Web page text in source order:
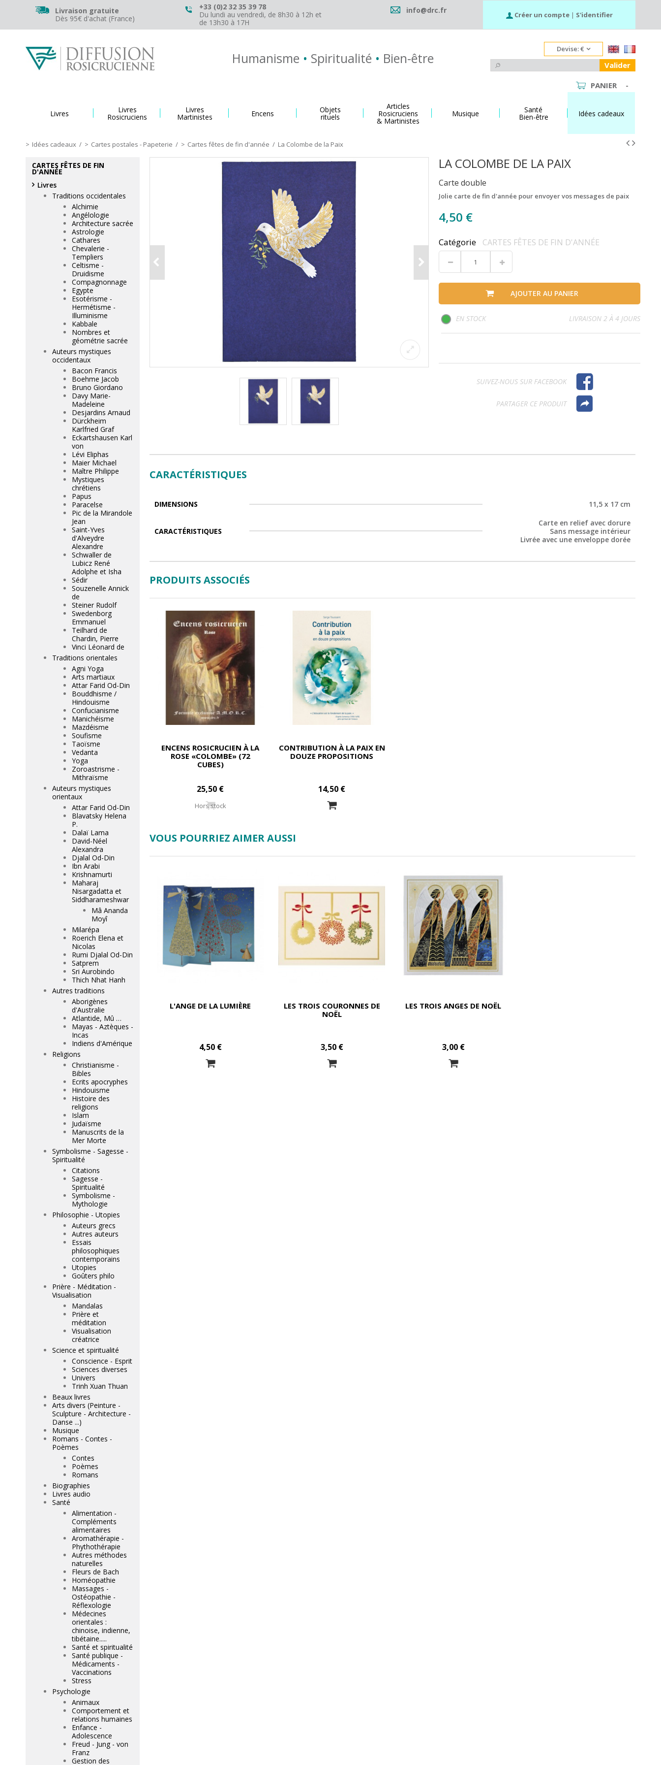
Livraison gratuite
Dès 95€ d'achat (France)
+33 (0)2 32 35 39 78
Du lundi au vendredi, de 8h30 à 12h et
de 13h30 à 17H
info@drc.fr Créer un compte | S'identifier
Humanisme • Spiritualité • Bien-être
Devise:€
Valider
PANIER -
Livres Livres
Rosicruciens
Livres
Martinistes Encens Objets
rituels
Articles
Rosicruciens
& Martinistes
Musique Santé
Bien-être Idées cadeaux
Idées cadeaux / Cartes postales - Papeterie / Cartes fêtes de fin d'année / La Colombe de la Paix
LA COLOMBE DE LA PAIX
Carte double
Jolie carte de fin d'année pour envoyer vos messages de paix
4,50 €
Catégorie CARTES FÊTES DE FIN D'ANNÉE
AJOUTER AU PANIER
EN STOCK LIVRAISON 2 À 4 JOURS
SUIVEZ-NOUS SUR FACEBOOK
PARTAGER CE PRODUIT
CARACTÉRISTIQUES
DIMENSIONS 11,5 x 17 cm
CARACTÉRISTIQUES
Carte en relief avec dorure
Sans message intérieur
Livrée avec une enveloppe dorée
PRODUITS ASSOCIÉS
ENCENS ROSICRUCIEN À LA
ROSE «COLOMBE» (72
CUBES)
25,50 €
Hors stock
CONTRIBUTION À LA PAIX EN
DOUZE PROPOSITIONS
14,50 €
VOUS POURRIEZ AIMER AUSSI
L'ANGE DE LA LUMIÈRE
4,50 €
LES TROIS COURONNES DE
NOËL
3,50 €
LES TROIS ANGES DE NOËL
3,00 €
CARTES FÊTES DE FIN
D'ANNÉE
Livres
Traditions occidentales
Alchimie
Angélologie
Architecture sacrée
Astrologie
Cathares
Chevalerie -
Templiers
Celtisme -
Druidisme
Compagnonnage
Egypte
Esotérisme -
Hermétisme -
Illuminisme
Kabbale
Nombres et
géométrie sacrée
Auteurs mystiques
occidentaux
Bacon Francis
Boehme Jacob
Bruno Giordano
Davy Marie-
Madeleine
Desjardins Arnaud
Dürckheim
Karlfried Graf
Eckartshausen Karl
von
Lévi Eliphas
Maier Michael
Maître Philippe
Mystiques
chrétiens
Papus
Paracelse
Pic de la Mirandole
Jean
Saint-Yves
d'Alveydre
Alexandre
Schwaller de
Lubicz René
Adolphe et Isha
Sédir
Souzenelle Annick
de
Steiner Rudolf
Swedenborg
Emmanuel
Teilhard de
Chardin, Pierre
Vinci Léonard de
Traditions orientales
Agni Yoga
Arts martiaux
Attar Farid Od-Din
Bouddhisme /
Hindouisme
Confucianisme
Manichéisme
Mazdéisme
Soufisme
Taoïsme
Vedanta
Yoga
Zoroastrisme -
Mithraïsme
Auteurs mystiques
orientaux
Attar Farid Od-Din
Blavatsky Helena
P.
Dalaï Lama
David-Néel
Alexandra
Djalal Od-Din
Ibn Arabi
Krishnamurti
Maharaj
Nisargadatta et
Siddharameshwar
Mâ Ananda
Moyî
Milarépa
Roerich Elena et
Nicolas
Rumi Djalal Od-Din
Satprem
Sri Aurobindo
Thich Nhat Hanh
Autres traditions
Aborigènes
d'Australie
Atlantide, Mû …
Mayas - Aztèques -
Incas
Indiens d'Amérique
Religions
Christianisme -
Bibles
Ecrits apocryphes
Hindouisme
Histoire des
religions
Islam
Judaïsme
Manuscrits de la
Mer Morte
Symbolisme - Sagesse -
Spiritualité
Citations
Sagesse -
Spiritualité
Symbolisme -
Mythologie
Philosophie - Utopies
Auteurs grecs
Autres auteurs
Essais
philosophiques
contemporains
Utopies
Goûters philo
Prière - Méditation -
Visualisation
Mandalas
Prière et
méditation
Visualisation
créatrice
Science et spiritualité
Conscience - Esprit
Sciences diverses
Univers
Trinh Xuan Thuan
Beaux livres
Arts divers (Peinture -
Sculpture - Architecture -
Danse ...)
Musique
Romans - Contes -
Poèmes
Contes
Poèmes
Romans
Biographies
Livres audio
Santé
Alimentation -
Compléments
alimentaires
Aromathérapie -
Phythothérapie
Autres méthodes
naturelles
Fleurs de Bach
Homéopathie
Massages -
Ostéopathie -
Réflexologie
Médecines
orientales :
chinoise, indienne,
tibétaine.....
Santé et spiritualité
Santé publique -
Médicaments -
Vaccinations
Stress
Psychologie
Animaux
Comportement et
relations humaines
Enfance -
Adolescence
Freud - Jung - von
Franz
Gestion des